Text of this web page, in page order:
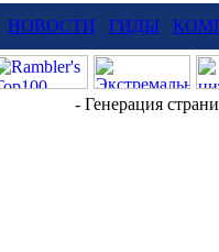
НОВОСТИ ГИДЫ
- Генерация